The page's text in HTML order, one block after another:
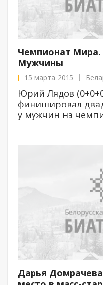
Чемпионат Мира.
Мужчины
15 марта 2015
Юрий Лядов
финишировал
у мужчин на
Дарья